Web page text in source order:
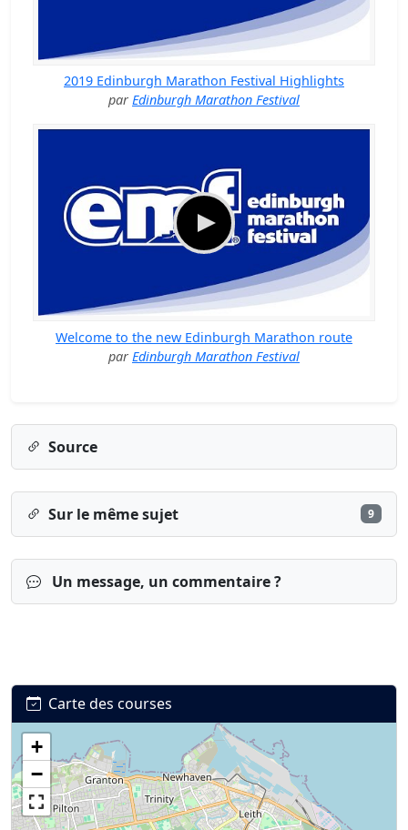
2019 Edinburgh Marathon Festival Highlights
par Edinburgh Marathon Festival
Welcome to the new Edinburgh Marathon route
par Edinburgh Marathon Festival
Source
Sur le même sujet 9
Un message, un commentaire ?
Connexion S’inscrire mot de passe oublié ?
Carte des courses
+
−